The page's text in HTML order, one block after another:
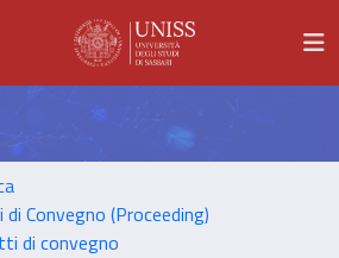
Convegno (Proceeding)
di convegno